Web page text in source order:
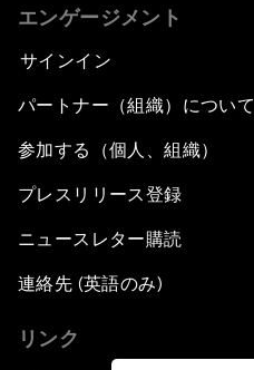
エンゲージメント
サインイン
パートナー（組織）について
参加する（個人、組織）
プレスリリース登録
ニュースレター購読
連絡先 (英語のみ)
リンク